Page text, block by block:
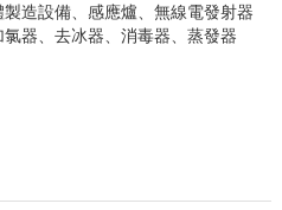
造設備、感應爐、無線電發射器
器、去冰器、消毒器、蒸發器